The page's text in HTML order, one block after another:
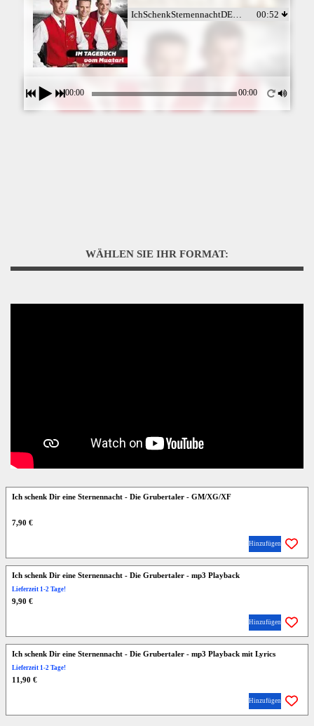
IchSchenkSternennachtDEMO 00:52
00:00 00:00
WÄHLEN SIE IHR FORMAT:
Ich schenk Dir eine Sternennacht - Die Grubertaler - GM/XG/XF
7,90 €
Hinzufügen
Ich schenk Dir eine Sternennacht - Die Grubertaler - mp3 Playback
Lieferzeit 1-2 Tage!
9,90 €
Hinzufügen
Ich schenk Dir eine Sternennacht - Die Grubertaler - mp3 Playback mit Lyrics
Lieferzeit 1-2 Tage!
11,90 €
Hinzufügen